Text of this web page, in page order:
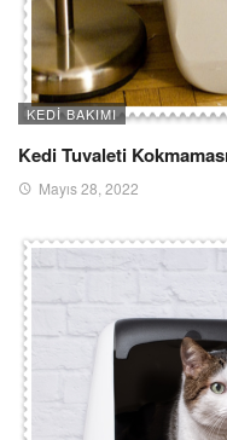
KEDI BAKIMI
Kedi Tuvaleti
Mayıs 28, 2022